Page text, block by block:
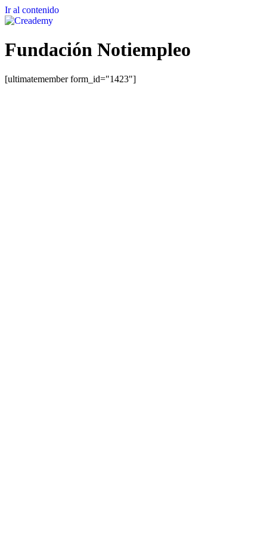
Ir al contenido
Fundación Notiempleo
[ultimatemember form_id="1423"]